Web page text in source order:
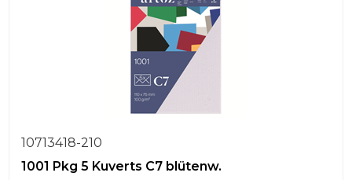
10713418-210
1001 Pkg 5 Kuverts C7 blütenw.